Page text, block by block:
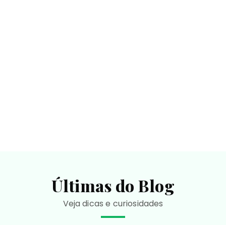
Últimas do Blog
Veja dicas e curiosidades